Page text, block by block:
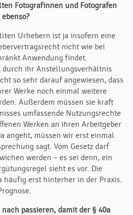
Fotografinnen und Fotografen
Urhebern ist ja insofern eine
nicht wie bei
Anwendung findet.
durch ihr Anstellungsverhältnis
so sehr darauf angewiesen, dass
Werke noch einmal weitere
Außerdem müssen sie kraft
umfassende Nutzungsrechte
Werken an ihren Arbeitgeber
angeht, müssen wir erst einmal
sagt. Vom Gesetz darf
werden – es sei denn, ein
sieht es vor. Die
häufig erst hinterher in der Praxis.
passieren, damit der § 40a